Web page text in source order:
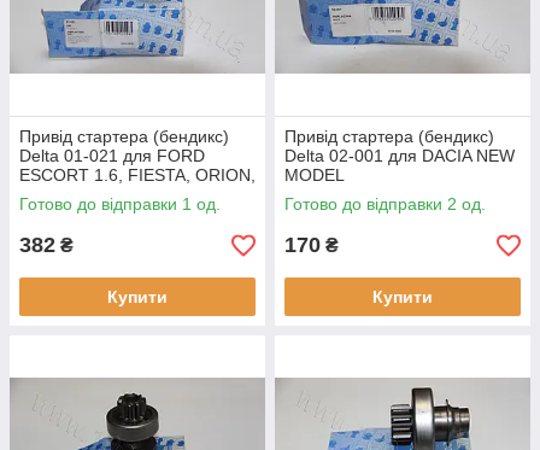
Привід стартера (бендикс)
Delta 01-021 для FORD
ESCORT 1.6, FIESTA, ORION,
SIERRA 1.6, оригінальні
номери: 16.903.392, 2260,
Готово до відправки 1 од.
382 ₴
Купити
Привід стартера (бендикс)
Delta 02-001 для DACIA NEW
MODEL
Готово до відправки 2 од.
170 ₴
Купити